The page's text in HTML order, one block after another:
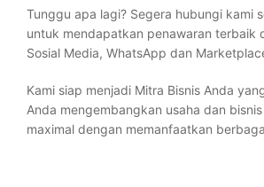
Tunggu apa lagi? Segera hubungi kami
untuk mendapatkan penawaran terbaik
Sosial Media, WhatsApp dan
Kami siap menjadi Mitra Bisnis Anda
Anda mengembangkan usaha dan
maximal dengan memanfaatkan